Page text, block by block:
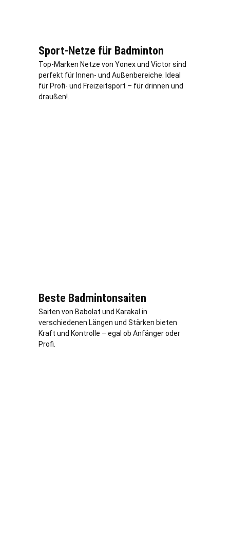
Sport-Netze für Badminton
Top-Marken Netze von Yonex und Victor sind
perfekt für Innen- und Außenbereiche. Ideal
für Profi- und Freizeitsport – für drinnen und
draußen!.
Beste Badmintonsaiten
Saiten von Babolat und Karakal in
verschiedenen Längen und Stärken bieten
Kraft und Kontrolle – egal ob Anfänger oder
Profi.